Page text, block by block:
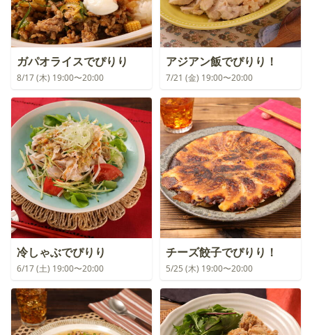
ガパオライスでぴりり
8/17 (木) 19:00〜20:00
アジアン飯でぴりり！
7/21 (金) 19:00〜20:00
冷しゃぶでぴりり
6/17 (土) 19:00〜20:00
チーズ餃子でぴりり！
5/25 (木) 19:00〜20:00